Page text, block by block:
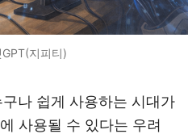
지피티)
나 쉽게 사용하는 시대가
사용될 수 있다는 우려